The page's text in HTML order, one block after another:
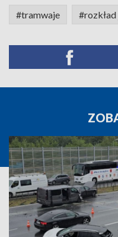
#tramwaje